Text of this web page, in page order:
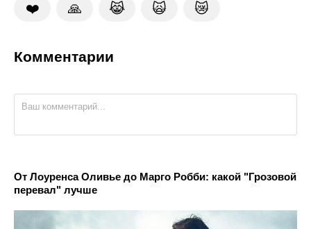
❤️ 🙏 😹 🙀 😿
Комментарии
От Лоуренса Оливье до Марго Робби: какой "Грозовой
перевал" лучше